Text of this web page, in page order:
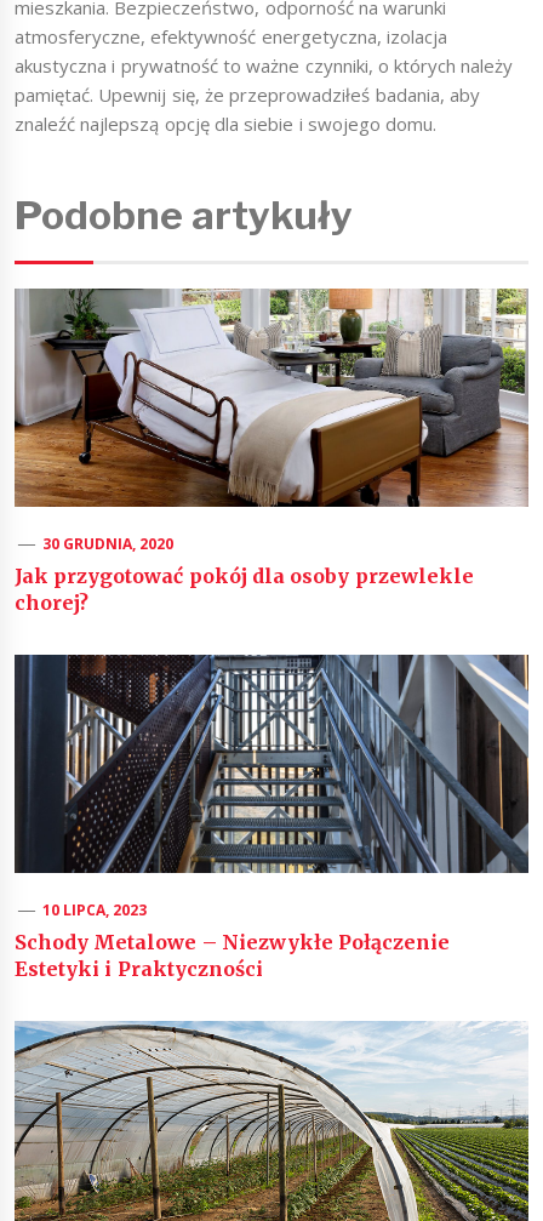
mieszkania. Bezpieczeństwo, odporność na warunki
atmosferyczne, efektywność energetyczna, izolacja
akustyczna i prywatność to ważne czynniki, o których należy
pamiętać. Upewnij się, że przeprowadziłeś badania, aby
znaleźć najlepszą opcję dla siebie i swojego domu.
Podobne artykuły
30 GRUDNIA, 2020
Jak przygotować pokój dla osoby przewlekle
chorej?
10 LIPCA, 2023
Schody Metalowe – Niezwykłe Połączenie
Estetyki i Praktyczności